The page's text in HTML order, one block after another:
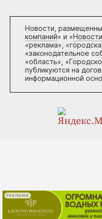
Новости,
компаний» и «
«реклама»,
«законодательное
«область»,
публикуются на
информационной
РЕКЛАМА